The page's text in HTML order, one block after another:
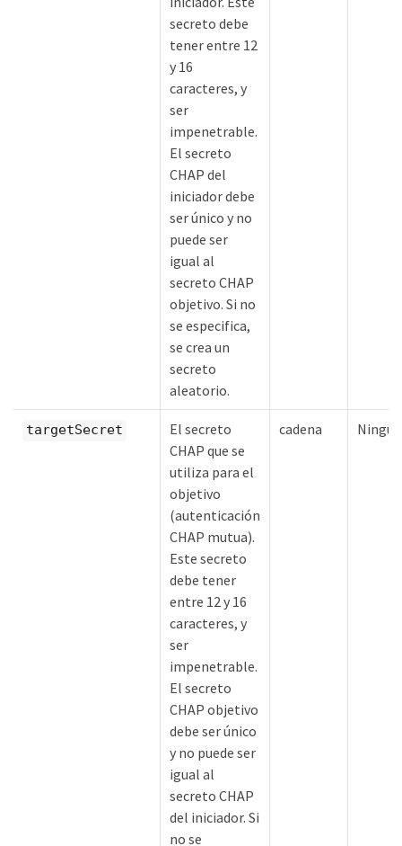
secreto debe
tener entre 12
y 16
caracteres, y
ser
impenetrable.
El secreto
CHAP del
iniciador debe
ser único y no
puede ser
igual al
secreto CHAP
objetivo. Si no
se especifica,
se crea un
secreto
aleatorio.
targetSecret
El secreto
CHAP que se
utiliza para el
objetivo
(autenticación
CHAP mutua).
Este secreto
debe tener
entre 12 y 16
caracteres, y
ser
impenetrable.
El secreto
CHAP objetivo
debe ser único
y no puede ser
igual al
secreto CHAP
del iniciador. Si
no se
cadena